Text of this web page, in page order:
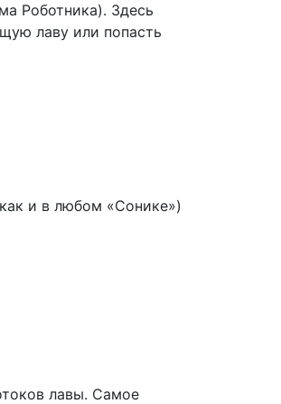
Роботника). Здесь
лаву или попасть
и в любом «Сонике»)
лавы. Самое